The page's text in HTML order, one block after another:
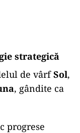
strategică
de vârfSol,
, gândite ca
progrese